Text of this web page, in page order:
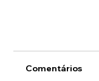
Comentários